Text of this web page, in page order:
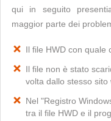
qui in seguito
maggior parte dei
Il file HWD con quale
Il file non è stato
volta dallo stesso sito
Nel "Registro
tra il file HWD e il